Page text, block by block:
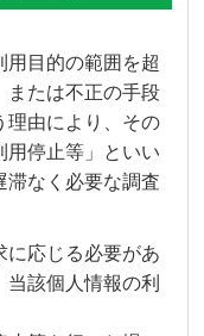
用目的の範囲を超
または不正の手段
理由により、その
用停止等」といい
滞なく必要な調査
に応じる必要があ
該個人情報の利